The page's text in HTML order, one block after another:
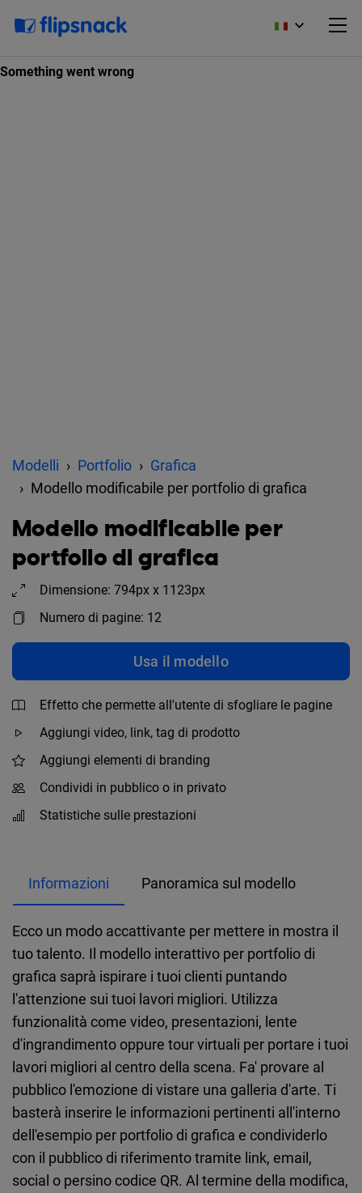
Modelli Portfolio
Grafica
Modello modificabile per portfolio di grafica
Modello modificabile per
portfolio di grafica
Dimensione: 794px x 1123px
Numero di pagine: 12
Usa il modello
Effetto che permette all'utente di sfogliare le pagine
Aggiungi video, link, tag di prodotto
Aggiungi elementi di branding
Condividi in pubblico o in privato
Statistiche sulle prestazioni
Informazioni Panoramica sul modello
Ecco un modo accattivante per mettere in mostra il
tuo talento. Il modello interattivo per portfolio di
grafica saprà ispirare i tuoi clienti puntando
l'attenzione sui tuoi lavori migliori. Utilizza
funzionalità come video, presentazioni, lente
d'ingrandimento oppure tour virtuali per portare i tuoi
lavori migliori al centro della scena. Fa' provare al
pubblico l'emozione di vistare una galleria d'arte. Ti
basterà inserire le informazioni pertinenti all'interno
dell'esempio per portfolio di grafica e condividerlo
con il pubblico di riferimento tramite link, email,
social o persino codice QR. Al termine della modifica,